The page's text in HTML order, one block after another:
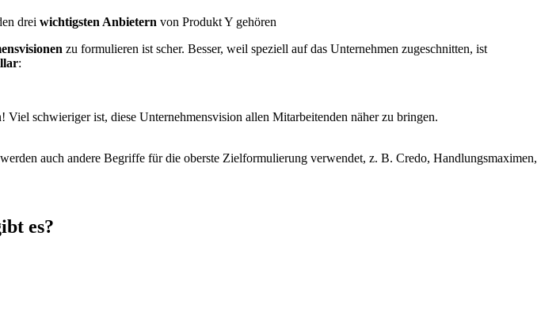
drei wichtigsten Anbietern von Produkt Y gehören
zu formulieren ist scher. Besser, weil speziell auf das Unternehmen zugeschnitten, ist
:
schwieriger ist, diese Unternehmensvision allen Mitarbeitenden näher zu bringen.
auch andere Begriffe für die oberste Zielformulierung verwendet, z. B. Credo, Handlungsmaximen,
es?